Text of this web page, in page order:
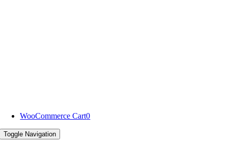
WooCommerce Cart0
Toggle Navigation